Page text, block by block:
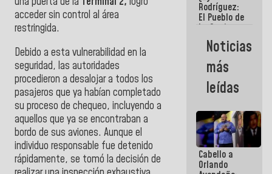
acceder sin control al área
restringida.
Debido a esta vulnerabilidad en la
seguridad, las autoridades
procedieron a desalojar a todos los
pasajeros que ya habían completado
su proceso de chequeo, incluyendo a
aquellos que ya se encontraban a
bordo de sus aviones. Aunque el
individuo responsable fue detenido
rápidamente, se tomó la decisión de
Rodríguez:
El Pueblo de
La Guaira
siempre
estará
acompañada
por el
Gobierno
Nacional
Noticias
más
leídas
Cabello a
Orlando